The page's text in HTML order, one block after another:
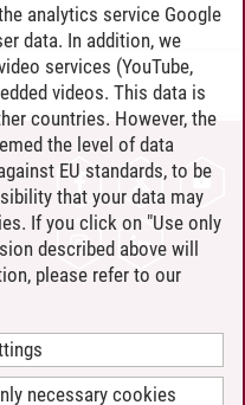
analytics service Google
data. In addition, we
services (YouTube,
videos. This data is
countries. However, the
the level of data
EU standards, to be
that your data may
If you click on "Use only
described above will
please refer to our
necessary cookies